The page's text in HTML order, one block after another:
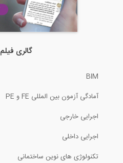
گالری فیلم 808
BIM
آمادگی آزمون بین المللی FE و PE
اجرایی خارجی
اجرایی داخلی
تکنولوژی های نوین ساختمانی